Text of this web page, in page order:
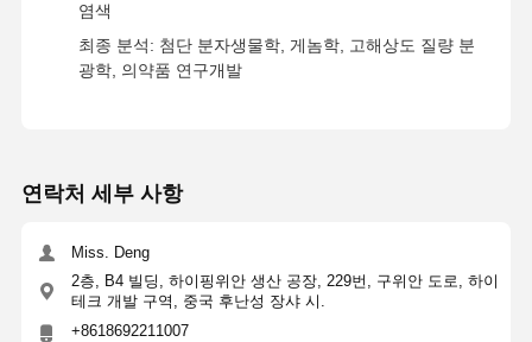
염색
최종 분석: 첨단 분자생물학, 게놈학, 고해상도 질량 분
광학, 의약품 연구개발
연락처 세부 사항
Miss. Deng
2층, B4 빌딩, 하이핑위안 생산 공장, 229번, 구위안 도로, 하이
테크 개발 구역, 중국 후난성 장샤 시.
+8618692211007